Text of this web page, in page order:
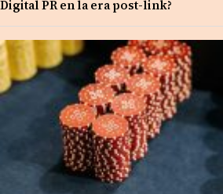
Digital PR en la era post-link?